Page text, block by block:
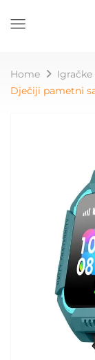
Home Igračke
Dječiji pametni